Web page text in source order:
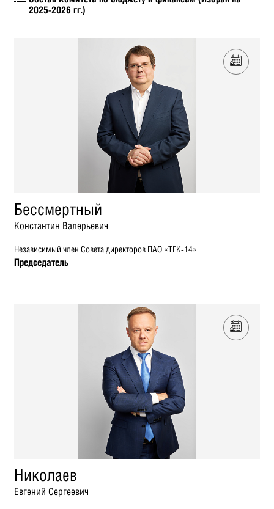
2025-2026 гг.)
Бессмертный
Константин Валерьевич
Независимый член Совета директоров ПАО «ТГК-14»
Председатель
Николаев
Евгений Сергеевич